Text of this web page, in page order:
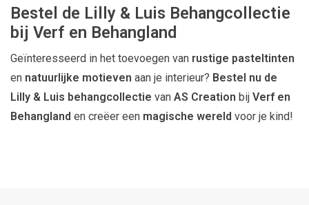
Bestel de Lilly & Luis Behangcollectie
bij Verf en Behangland
Geïnteresseerd in het toevoegen van rustige pasteltinten
en natuurlijke motieven aan je interieur? Bestel nu de
Lilly & Luis behangcollectie van AS Creation bij Verf en
Behangland en creëer een magische wereld voor je kind!